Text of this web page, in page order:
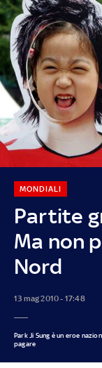
Partite
Ma non
Nord
MONDIALI
13 mag 2010 - 17:48
Park Ji Sung è un eroe
pagare